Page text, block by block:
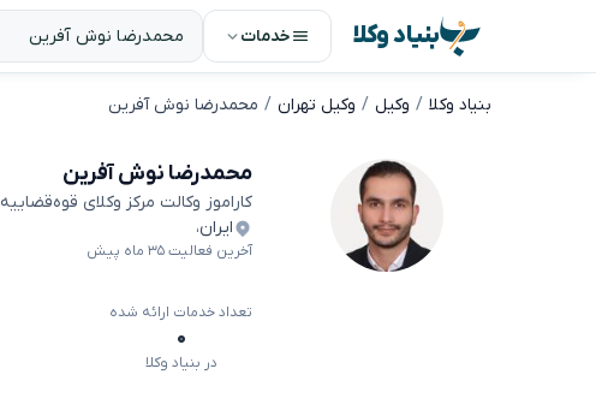
بنیاد وکلا خدمات
بنیاد وکلا وکیل وکیل تهران محمدرضا نوش آفرین
محمدرضا نوش آفرین
کاراموز وکالت مرکز وکلای قوه‌قضاییه
ایران،
آخرین فعالیت ۳۵ ماه پیش
تعداد خدمات ارائه شده
۰
در بنیاد وکلا